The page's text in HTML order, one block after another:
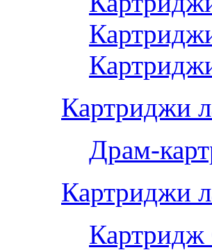
Картриджи
Драм-
Картриджи